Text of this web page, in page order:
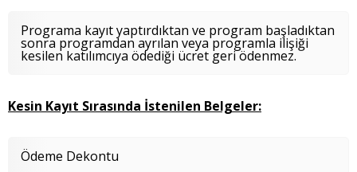
Programa kayıt yaptırdıktan ve program başladıktan
sonra programdan ayrılan veya programla ilişiği
kesilen katılımcıya ödediği ücret geri ödenmez.
Kesin Kayıt Sırasında İstenilen Belgeler:
Ödeme Dekontu